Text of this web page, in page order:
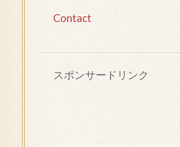
Contact
スポンサードリンク